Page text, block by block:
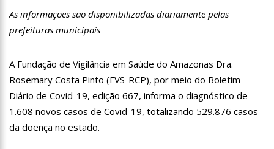
Manaus
12:55 PIB do Japão registra crescimento pela primeira vez em 3
12:49 Anitta diz que ficou dez meses sem sexo e revela como se
Agenor Tupinambá fala sobre namoro com Lucas: “Não
houve traição”
12:23 Influenciadora e ex são encontrados mortos em carro no
As informações são disponibilizadas diariamente pelas
prefeituras municipais
A Fundação de Vigilância em Saúde do Amazonas Dra.
Rosemary Costa Pinto (FVS-RCP), por meio do Boletim
Diário de Covid-19, edição 667, informa o diagnóstico de
1.608 novos casos de Covid-19, totalizando 529.876 casos
da doença no estado.